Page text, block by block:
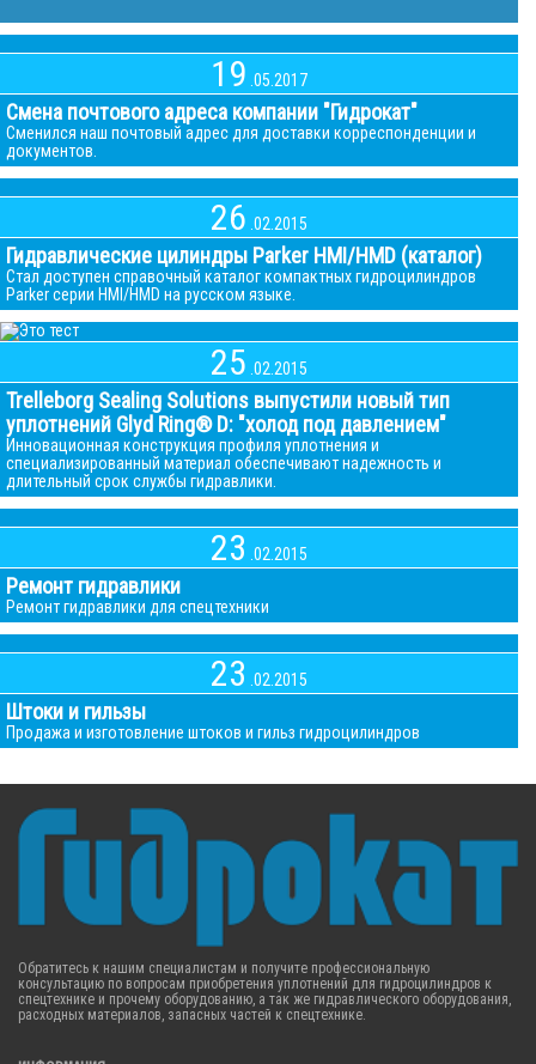
19 .05.2017
Смена почтового адреса компании "Гидрокат"
Сменился наш почтовый адрес для доставки корреспонденции и
документов.
26 .02.2015
Гидравлические цилиндры Parker HMI/HMD (каталог)
Стал доступен справочный каталог компактных гидроцилиндров
Parker серии HMI/HMD на русском языке.
25 .02.2015
Trelleborg Sealing Solutions выпустили новый тип
уплотнений Glyd Ring® D: "холод под давлением"
Инновационная конструкция профиля уплотнения и
специализированный материал обеспечивают надежность и
длительный срок службы гидравлики.
23 .02.2015
Ремонт гидравлики
Ремонт гидравлики для спецтехники
23 .02.2015
Штоки и гильзы
Продажа и изготовление штоков и гильз гидроцилиндров
Обратитесь к нашим специалистам и получите профессиональную
консультацию по вопросам приобретения уплотнений для гидроцилиндров к
спецтехнике и прочему оборудованию, а так же гидравлического оборудования,
расходных материалов, запасных частей к спецтехнике.